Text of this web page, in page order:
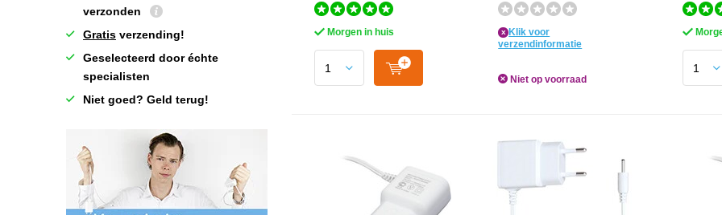
Morgen in huis x Klik voor
verzendinformatie
Niet op voorraad
verzonden
Gratis verzending!
Geselecteerd door échte
specialisten
Niet goed? Geld terug!